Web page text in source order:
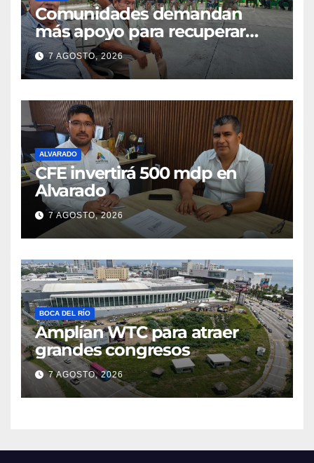
Comunidades demandan
más apoyo para recuperar
parcelas
7 AGOSTO, 2026
ALVARADO
CFE invertirá 500 mdp en
Alvarado
7 AGOSTO, 2026
BOCA DEL RÍO
Amplían WTC para atraer
grandes congresos
7 AGOSTO, 2026